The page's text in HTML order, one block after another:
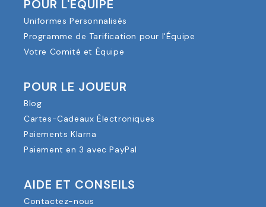
POUR L'ÉQUIPE
Uniformes Personnalisés
Programme de Tarification pour l'Équipe
Votre Comité et Équipe
POUR LE JOUEUR
Blog
Cartes-Cadeaux Électroniques
Paiements Klarna
Paiement en 3 avec PayPal
AIDE ET CONSEILS
Contactez-nous